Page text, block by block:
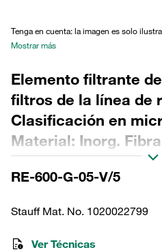
Tenga en cuenta: la imagen es solo
Mostrar más
Elemento filtrante
filtros de la línea de
Clasificación en
Material: Inorg.
Diámetro exterior
interior (mm): 96,1
RE-600-G-05-V/5
Stauff Mat. No. 1020022799
Ver Técnicas